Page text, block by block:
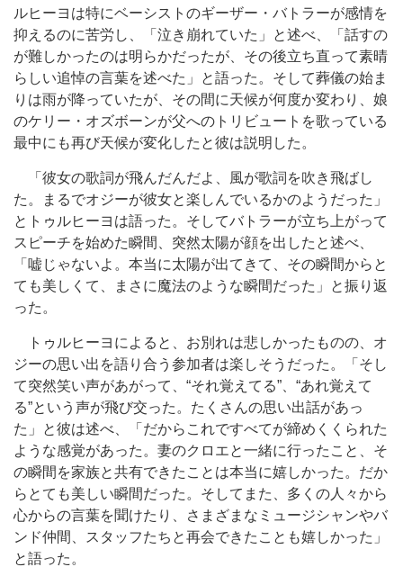
ルヒーヨは特にベーシストのギーザー・バトラーが感情を
抑えるのに苦労し、「泣き崩れていた」と述べ、「話すの
が難しかったのは明らかだったが、その後立ち直って素晴
らしい追悼の言葉を述べた」と語った。そして葬儀の始ま
りは雨が降っていたが、その間に天候が何度か変わり、娘
のケリー・オズボーンが父へのトリビュートを歌っている
最中にも再び天候が変化したと彼は説明した。
「彼女の歌詞が飛んだんだよ、風が歌詞を吹き飛ばし
た。まるでオジーが彼女と楽しんでいるかのようだった」
とトゥルヒーヨは語った。そしてバトラーが立ち上がって
スピーチを始めた瞬間、突然太陽が顔を出したと述べ、
「嘘じゃないよ。本当に太陽が出てきて、その瞬間からと
ても美しくて、まさに魔法のような瞬間だった」と振り返
った。
トゥルヒーヨによると、お別れは悲しかったものの、オ
ジーの思い出を語り合う参加者は楽しそうだった。「そし
て突然笑い声があがって、“それ覚えてる”、“あれ覚えて
る”という声が飛び交った。たくさんの思い出話があっ
た」と彼は述べ、「だからこれですべてが締めくくられた
ような感覚があった。妻のクロエと一緒に行ったこと、そ
の瞬間を家族と共有できたことは本当に嬉しかった。だか
らとても美しい瞬間だった。そしてまた、多くの人々から
心からの言葉を聞けたり、さまざまなミュージシャンやバ
ンド仲間、スタッフたちと再会できたことも嬉しかった」
と語った。